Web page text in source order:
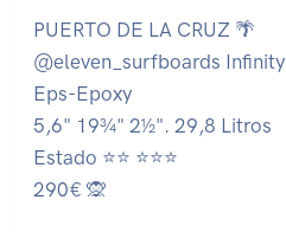
PUERTO DE LA CRUZ 🌴
@eleven_surfboards Infinity
Eps-Epoxy
5,6" 19¾" 2½". 29,8 Litros
Estado ⭐⭐ ⭐⭐⭐
290€ 🙊